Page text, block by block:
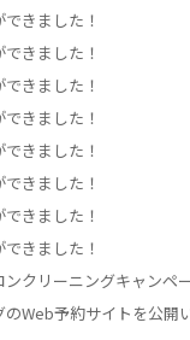
きました！
きました！
きました！
きました！
きました！
きました！
きました！
きました！
ンクリーニングキャンペ
Web予約サイトを公開